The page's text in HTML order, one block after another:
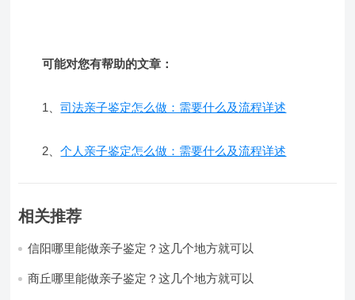
可能对您有帮助的文章：
1、司法亲子鉴定怎么做：需要什么及流程详述
2、个人亲子鉴定怎么做：需要什么及流程详述
相关推荐
信阳哪里能做亲子鉴定？这几个地方就可以
商丘哪里能做亲子鉴定？这几个地方就可以